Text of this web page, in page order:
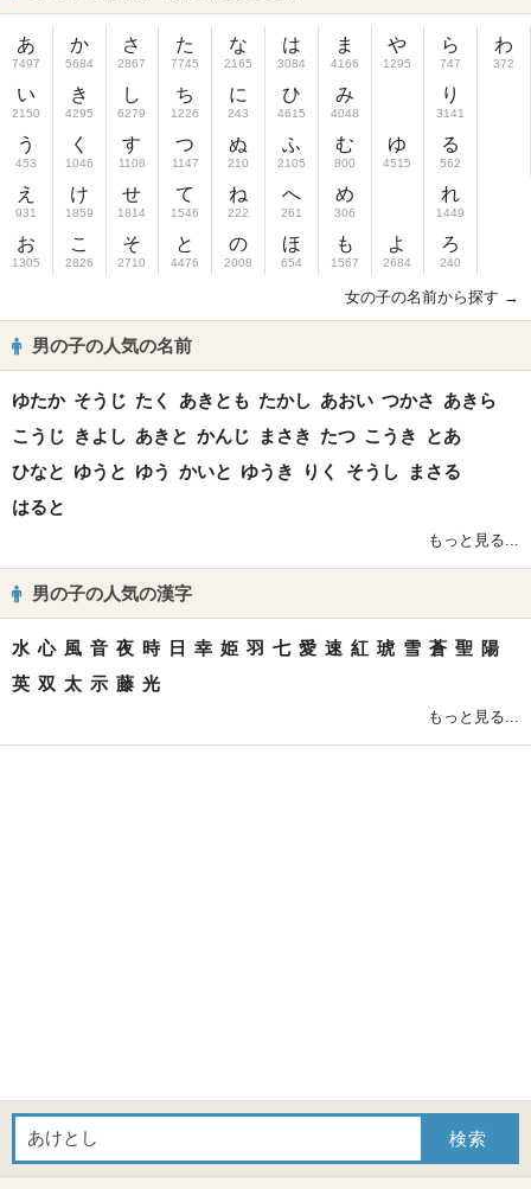
あ
7497
い
2150
う
453
え
931
お
1305
か
5684
き
4295
く
1046
け
1859
こ
2826
さ
2867
し
6279
す
1108
せ
1814
そ
2710
た
7745
ち
1226
つ
1147
て
1546
と
4476
な
2165
に
243
ぬ
210
ね
222
の
2008
は
3084
ひ
4615
ふ
2105
へ
261
ほ
654
ま
4166
み
4048
む
800
め
306
も
1567
や
1295
ゆ
4515
よ
2684
ら
747
り
3141
る
562
れ
1449
ろ
240
わ
372
女の子の名前から探す →
男の子の人気の名前
ゆたか そうじ たく あきとも たかし あおい つかさ あきら
こうじ きよし あきと かんじ まさき たつ こうき
とあ
ひなと ゆうと ゆう かいと ゆうき りく そうし
まさる
はると
もっと見る...
男の子の人気の漢字
水 心 風 音 夜 時 日 幸 姫 羽 七 愛 速 紅 琥 雪 蒼 聖 陽
英 双 太 示 藤 光
もっと見る...